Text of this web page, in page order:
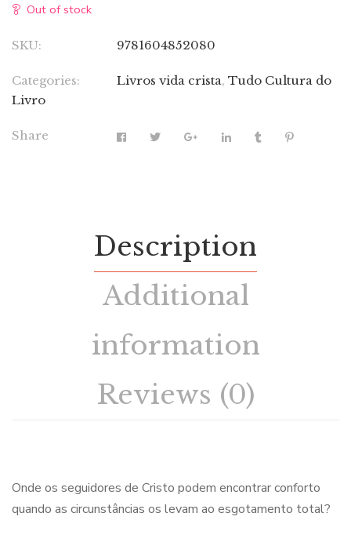
Out of stock
SKU: 9781604852080
Categories: Livros vida crista, Tudo Cultura do
Livro
Share
Description
Additional
information
Reviews (0)
Onde os seguidores de Cristo podem encontrar conforto
quando as circunstâncias os levam ao esgotamento total?